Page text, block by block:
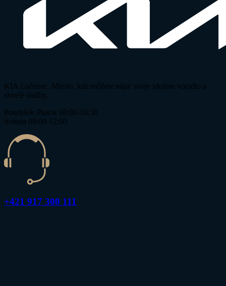
KIA Lučenec. Miesto, kde môžete nájsť svoje ideálne vozidlo a
skvelé služby.
Pondelok-Piatok 08:00-16:30
Sobota 08:00-12:00
+421 917 300 111